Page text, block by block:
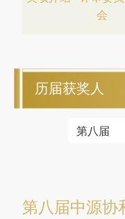
会
历届获奖人
第八届中源协